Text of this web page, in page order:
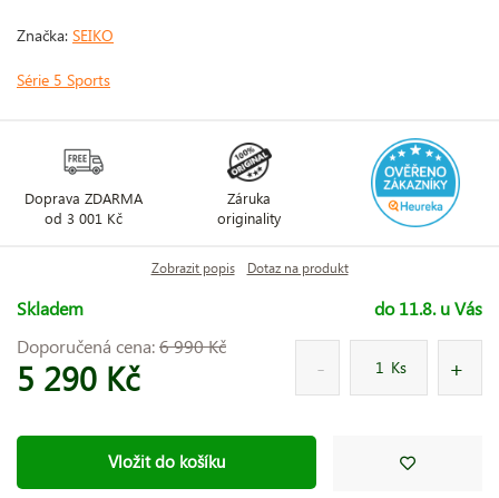
Značka: SEIKO
Série 5 Sports
Doprava ZDARMA
od 3 001 Kč
Záruka
originality
Zobrazit popis Dotaz na produkt
Skladem
do 11.8. u Vás
Doporučená cena:6 990 Kč
5 290 Kč Ks
Vložit do košíku